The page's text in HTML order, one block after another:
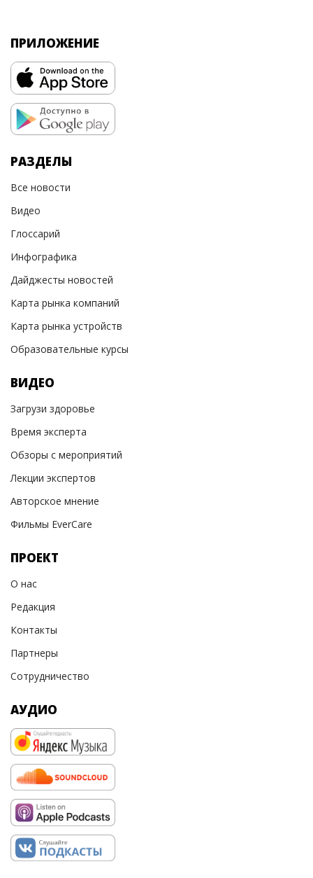
ПРИЛОЖЕНИЕ
РАЗДЕЛЫ
Все новости
Видео
Глоссарий
Инфографика
Дайджесты новостей
Карта рынка компаний
Карта рынка устройств
Образовательные курсы
ВИДЕО
Загрузи здоровье
Время эксперта
Обзоры с мероприятий
Лекции экспертов
Авторское мнение
Фильмы EverCare
ПРОЕКТ
О нас
Редакция
Контакты
Партнеры
Сотрудничество
АУДИО